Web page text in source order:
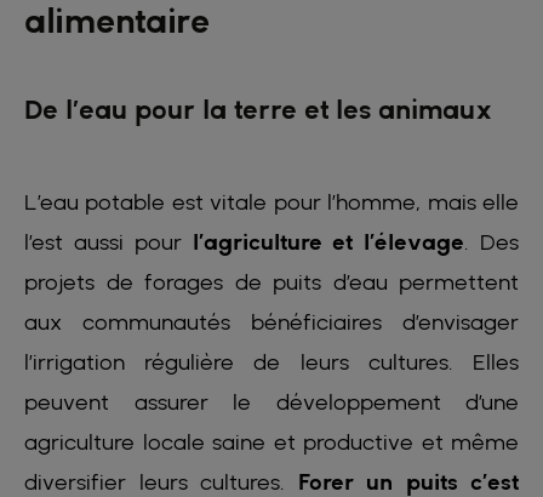
alimentaire
De l’eau pour la terre et les animaux
L’eau potable est vitale pour l’homme, mais elle
l’est aussi pour l’agriculture et l’élevage. Des
projets de forages de puits d’eau permettent
aux communautés bénéficiaires d’envisager
l’irrigation régulière de leurs cultures. Elles
peuvent assurer le développement d’une
agriculture locale saine et productive et même
diversifier leurs cultures. Forer un puits c’est